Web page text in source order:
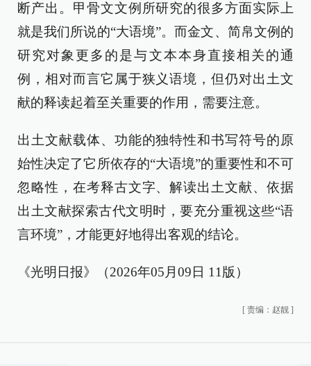
断产出。甲骨文文例所研究的很多方面实际上
就是我们所说的“大语境”。而金文、简帛文例的
研究对象更多的是与文本本身直接相关的通
例，相对而言它属于狭义语境，但仍对出土文
献的释读起着至关重要的作用，需要注意。
出土文献载体、功能的独特性和书写符号的原
始性决定了它所依存的“大语境”的重要性和不可
忽略性，在考释古文字、解读出土文献、依据
出土文献探索古代文明时，要充分重视这些“语
言环境”，才能更好地得出客观的结论。
《光明日报》（2026年05月09日 11版）
[ 责编：赵靓 ]